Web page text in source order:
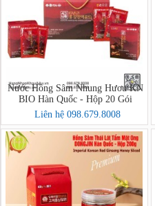
Nước Hồng Sâm Nhung Hươu KN
BIO Hàn Quốc - Hộp 20 Gói
Liên hệ 098.679.8008